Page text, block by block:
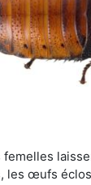
œufs